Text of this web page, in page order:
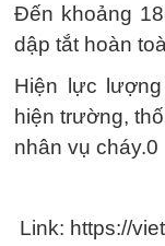
Đến khoảng
dập tắt hoàn
Hiện lực
hiện trường,
nhân vụ cháy.0
Link: https://